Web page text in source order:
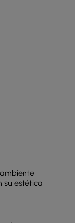
su estética